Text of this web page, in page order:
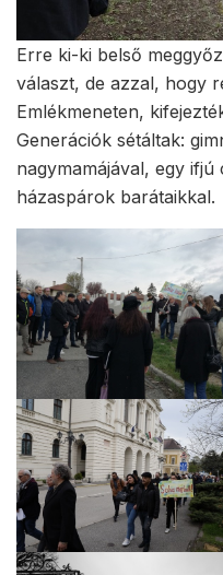
Erre ki-ki belső
választ, de azzal, hogy
Emlékmeneten,
Generációk sétáltak:
nagymamájával, egy
házaspárok barátaikkal.